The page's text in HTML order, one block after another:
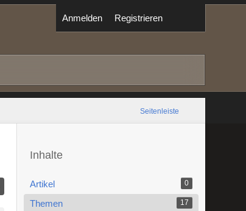
Anmelden Registrieren
Seitenleiste
Inhalte
Artikel 0
Themen 17